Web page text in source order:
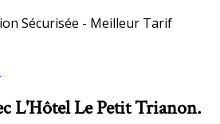
Sécurisée - Meilleur Tarif
L'Hôtel Le Petit Trianon.